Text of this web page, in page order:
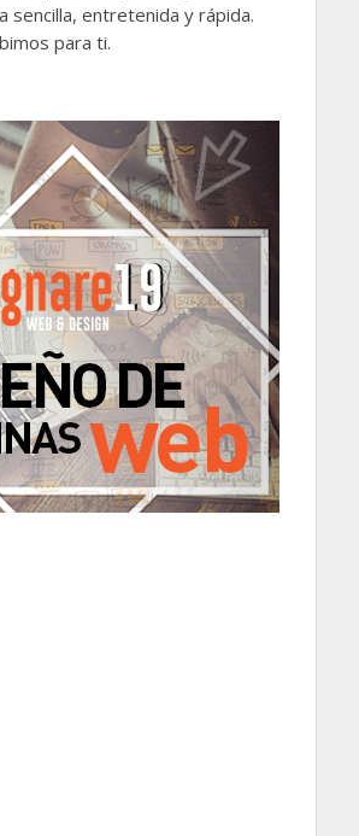
sencilla, entretenida y rápida.
para ti.